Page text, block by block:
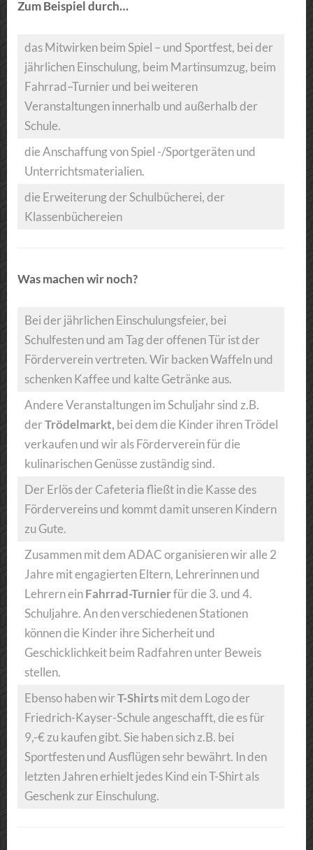
Zum Beispiel durch…
das Mitwirken beim Spiel – und Sportfest, bei der
jährlichen Einschulung, beim Martinsumzug, beim
Fahrrad–Turnier und bei weiteren
Veranstaltungen innerhalb und außerhalb der
Schule.
die Anschaffung von Spiel -/Sportgeräten und
Unterrichtsmaterialien.
die Erweiterung der Schulbücherei, der
Klassenbüchereien
Was machen wir noch?
Bei der jährlichen Einschulungsfeier, bei
Schulfesten und am Tag der offenen Tür ist der
Förderverein vertreten. Wir backen Waffeln und
schenken Kaffee und kalte Getränke aus.
Andere Veranstaltungen im Schuljahr sind z.B.
derTrödelmarkt, bei dem die Kinder ihren Trödel
verkaufen und wir als Förderverein für die
kulinarischen Genüsse zuständig sind.
Der Erlös der Cafeteria fließt in die Kasse des
Fördervereins und kommt damit unseren Kindern
zu Gute.
Zusammen mit dem ADAC organisieren wir alle 2
Jahre mit engagierten Eltern, Lehrerinnen und
Lehrern einFahrrad-Turnierfür die 3. und 4.
Schuljahre. An den verschiedenen Stationen
können die Kinder ihre Sicherheit und
Geschicklichkeit beim Radfahren unter Beweis
stellen.
Ebenso haben wirT-Shirtsmit dem Logo der
Friedrich-Kayser-Schule angeschafft, die es für
9,-€ zu kaufen gibt. Sie haben sich z.B. bei
Sportfesten und Ausflügen sehr bewährt. In den
letzten Jahren erhielt jedes Kind ein T-Shirt als
Geschenk zur Einschulung.